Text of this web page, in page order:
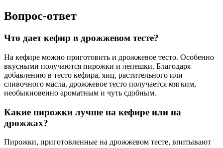
Вопрос-ответ
Что дает кефир в дрожжевом тесте?
На кефире можно приготовить и дрожжевое тесто. Особенно
вкусными получаются пирожки и лепешки. Благодаря
добавлению в тесто кефира, яиц, растительного или
сливочного масла, дрожжевое тесто получается мягким,
необыкновенно ароматным и чуть сдобным.
Какие пирожки лучше на кефире или на
дрожжах?
Пирожки, приготовленные на дрожжевом тесте, впитывают